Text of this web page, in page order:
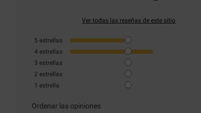
Ver todas las reseñas de este sitio
5 estrellas
4 estrellas
3 estrellas
2 estrellas
1 estrella
Ordenar las opiniones